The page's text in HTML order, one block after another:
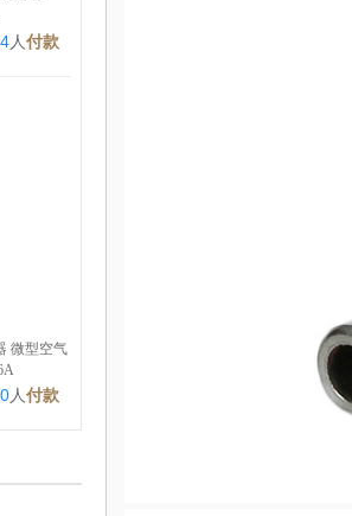
人付款
微型空气
人付款